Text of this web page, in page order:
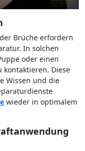
Brüche erfordern
In solchen
oder einen
kontaktieren. Diese
Wissen und die
wieder in optimalem